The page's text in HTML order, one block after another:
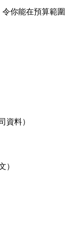
你能在預算範圍
資料）
）